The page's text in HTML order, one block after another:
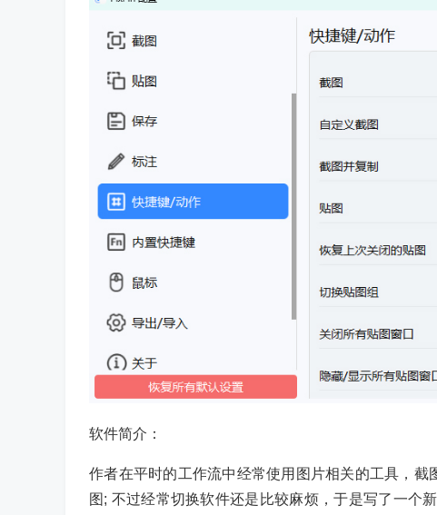
软件简介：
作者在平时的工作流中经常使用图片相关的工具，
图; 不过经常切换软件还是比较麻烦，于是写了一个